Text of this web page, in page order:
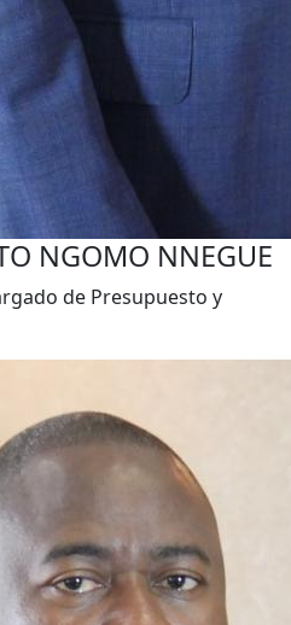
NGOMO NNEGUE
de Presupuesto y